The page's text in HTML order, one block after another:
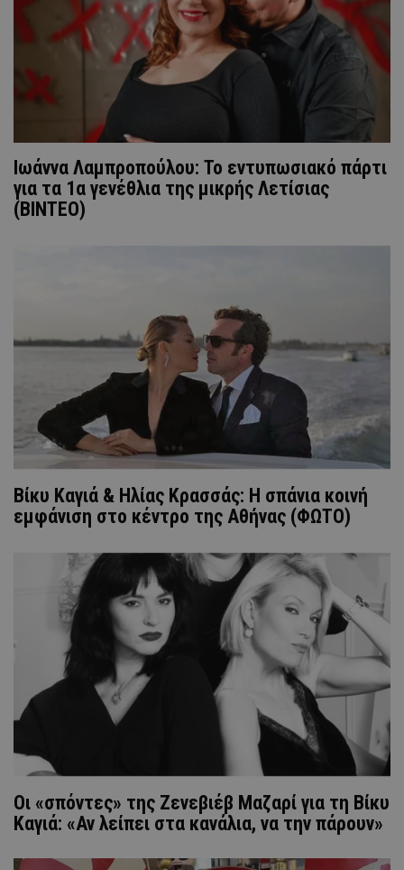
Ιωάννα Λαμπροπούλου: Το εντυπωσιακό πάρτι
για τα 1α γενέθλια της μικρής Λετίσιας
(ΒΙΝΤΕΟ)
Βίκυ Καγιά & Ηλίας Κρασσάς: Η σπάνια κοινή
εμφάνιση στο κέντρο της Αθήνας (ΦΩΤΟ)
Οι «σπόντες» της Ζενεβιέβ Μαζαρί για τη Βίκυ
Καγιά: «Αν λείπει στα κανάλια, να την πάρουν»